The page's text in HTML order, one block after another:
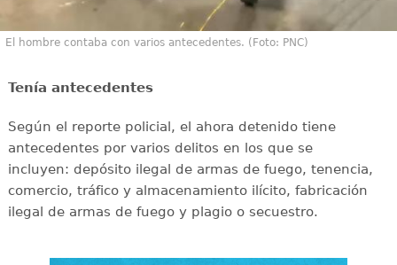
El hombre contaba con varios antecedentes. (Foto: PNC)
Tenía antecedentes
Según el reporte policial, el ahora detenido tiene
antecedentes por varios delitos en los que se
incluyen: depósito ilegal de armas de fuego, tenencia,
comercio, tráfico y almacenamiento ilícito, fabricación
ilegal de armas de fuego y plagio o secuestro.